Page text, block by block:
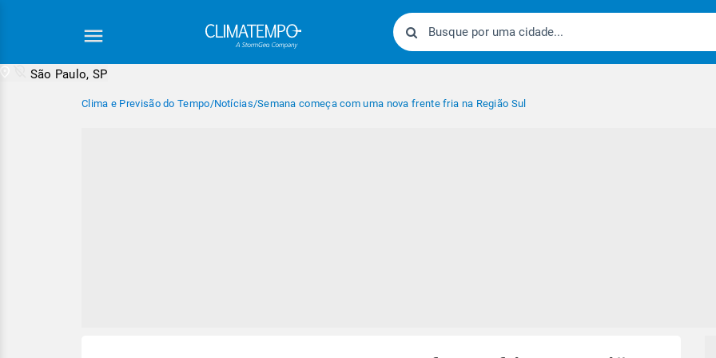
São Paulo, SP
Clima e Previsão do Tempo/Notícias/Semana começa com uma nova frente fria na Região Sul